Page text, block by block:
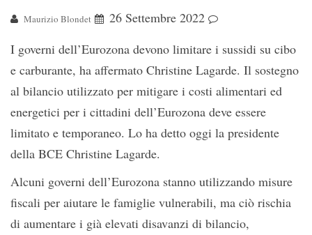
Maurizio Blondet
26 Settembre 2022
I governi dell’Eurozona devono limitare i sussidi su cibo
e carburante, ha affermato Christine Lagarde. Il sostegno
al bilancio utilizzato per mitigare i costi alimentari ed
energetici per i cittadini dell’Eurozona deve essere
limitato e temporaneo. Lo ha detto oggi la presidente
della BCE Christine Lagarde.
Alcuni governi dell’Eurozona stanno utilizzando misure
fiscali per aiutare le famiglie vulnerabili, ma ciò rischia
di aumentare i già elevati disavanzi di bilancio,